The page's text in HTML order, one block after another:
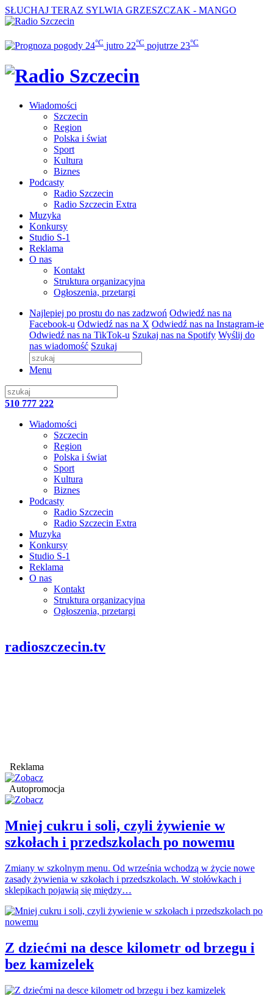
SŁUCHAJ TERAZ SYLWIA GRZESZCZAK - MANGO
24°C jutro 22°C pojutrze 23°C
Wiadomości
Szczecin
Region
Polska i świat
Sport
Kultura
Biznes
Podcasty
Radio Szczecin
Radio Szczecin Extra
Muzyka
Konkursy
Studio S-1
Reklama
O nas
Kontakt
Struktura organizacyjna
Ogłoszenia, przetargi
Najlepiej po prostu do nas zadzwoń Odwiedź nas na
Facebook-u Odwiedź nas na X Odwiedź nas na Instagram-ie
Odwiedź nas na TikTok-u Szukaj nas na Spotify Wyślij do
nas wiadomość Szukaj
Menu
510 777 222
Wiadomości
Szczecin
Region
Polska i świat
Sport
Kultura
Biznes
Podcasty
Radio Szczecin
Radio Szczecin Extra
Muzyka
Konkursy
Studio S-1
Reklama
O nas
Kontakt
Struktura organizacyjna
Ogłoszenia, przetargi
radioszczecin.tv
Reklama
Autopromocja
Mniej cukru i soli, czyli żywienie w
szkołach i przedszkolach po nowemu
Zmiany w szkolnym menu. Od września wchodzą w życie nowe
zasady żywienia w szkołach i przedszkolach. W stołówkach i
sklepikach pojawią się między…
Z dziećmi na desce kilometr od brzegu i
bez kamizelek